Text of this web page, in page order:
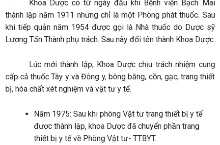
Khoa Dược có từ ngày đầu khi Bệnh viện Bạch Mai
thành lập năm 1911 nhưng chỉ là một Phòng phát thuốc. Sau
khi tiếp quản năm 1954 được gọi là Nhà thuốc do Dược sỹ
Lương Tấn Thành phụ trách. Sau này đổi tên thành Khoa Dược.
Lúc mới thành lập, Khoa Dược chịu trách nhiệm cung
cấp cả thuốc Tây y và Đông y, bông băng, cồn, gạc, trang thiết
bị, hóa chất xét nghiệm và vật tư y tế.
Năm 1975: Sau khi phòng Vật tư trang thiết bị y tế
được thành lập, khoa Dược đã chuyển phần trang
thiết bị y tế về Phòng Vật tư- TTBYT.